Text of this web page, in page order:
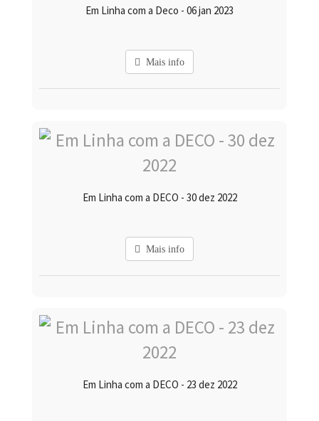
Em Linha com a Deco - 06 jan 2023
Mais info
Em Linha com a DECO - 30 dez 2022
Mais info
Em Linha com a DECO - 23 dez 2022